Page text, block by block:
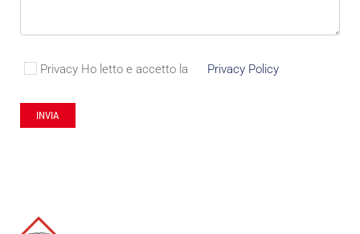
Privacy Ho letto e accetto la Privacy Policy